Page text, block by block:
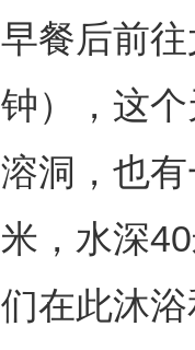
早餐后前
钟），这
溶洞，也
米，水深
们在此沐